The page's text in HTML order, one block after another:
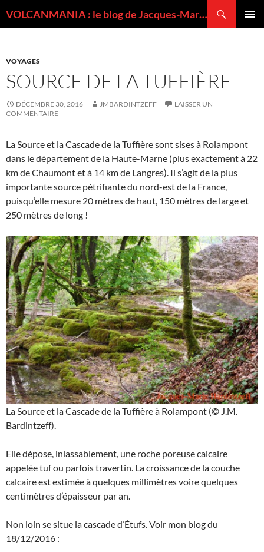
VOLCANMANIA : le blog de Jacques-Marie BARDINTZEFF, volcanologue
VOYAGES
SOURCE DE LA TUFFIÈRE
DÉCEMBRE 30, 2016 JMBARDINTZEFF
LAISSER UN
COMMENTAIRE
La Source et la Cascade de la Tuffière sont sises à Rolampont
dans le département de la Haute-Marne (plus exactement à 22
km de Chaumont et à 14 km de Langres). Il s’agit de la plus
importante source pétrifiante du nord-est de la France,
puisqu’elle mesure 20 mètres de haut, 150 mètres de large et
250 mètres de long !
La Source et la Cascade de la Tuffière à Rolampont (© J.M.
Bardintzeff).
Elle dépose, inlassablement, une roche poreuse calcaire
appelée tuf ou parfois travertin. La croissance de la couche
calcaire est estimée à quelques millimètres voire quelques
centimètres d’épaisseur par an.
Non loin se situe la cascade d’Étufs. Voir mon blog du
18/12/2016 :